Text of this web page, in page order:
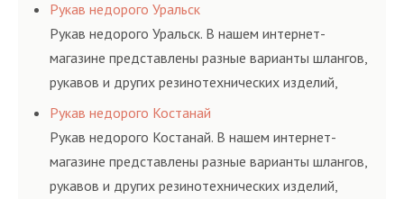
ГОСТам, техническим условиям и нормативам.
Рукав недорого Уральск
Рукав недорого Уральск. В нашем интернет-
магазине представлены разные варианты шлангов,
рукавов и других резинотехнических изделий,
соответствующих ГОСТам, техническим условиям
и нормативам.
Рукав недорого Костанай
Рукав недорого Костанай. В нашем интернет-
магазине представлены разные варианты шлангов,
рукавов и других резинотехнических изделий,